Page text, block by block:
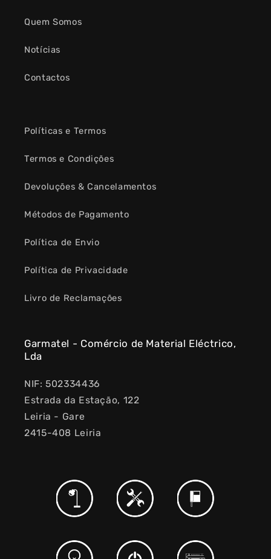
Quem Somos
Notícias
Contactos
Políticas e Termos
Termos e Condições
Devoluções & Cancelamentos
Métodos de Pagamento
Política de Envio
Política de Privacidade
Livro de Reclamações
Garmatel - Comércio de Material Eléctrico,
Lda
NIF: 502334436
Estrada da Estação, 122
Leiria - Gare
2415-408 Leiria